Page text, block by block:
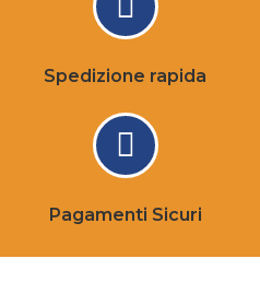
Spedizione rapida
Pagamenti Sicuri